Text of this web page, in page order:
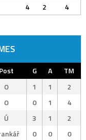
4 2 4
Post G A
TM
O 1 1
2
O 0 1
4
Ú 3 1
2
0 0 0